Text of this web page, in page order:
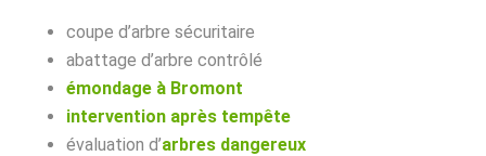
coupe d’arbre sécuritaire
abattage d’arbre contrôlé
émondage à Bromont
intervention après tempête
évaluation d’arbres dangereux